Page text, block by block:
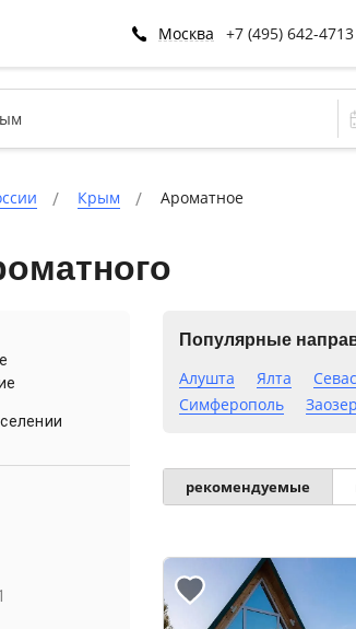
Москва +7 (495) 642-4713
Крым Ароматное
Популярные
Алушта Ялта
Симферополь
рекомендуемые